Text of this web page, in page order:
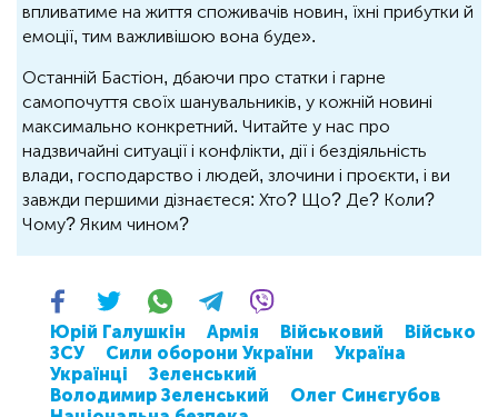
впливатиме на життя споживачів новин, їхні прибутки й
емоції, тим важливішою вона буде».
Останній Бастіон, дбаючи про статки і гарне
самопочуття своїх шанувальників, у кожній новині
максимально конкретний. Читайте у нас про
надзвичайні ситуації і конфлікти, дії і бездіяльність
влади, господарство і людей, злочини і проєкти, і ви
завжди першими дізнаєтеся: Хто? Що? Де? Коли?
Чому? Яким чином?
Юрій Галушкін Армія Військовий
Військо
ЗСУ
Сили оборони України
Україна
Українці
Зеленський
Володимир Зеленський
Олег Синєгубов